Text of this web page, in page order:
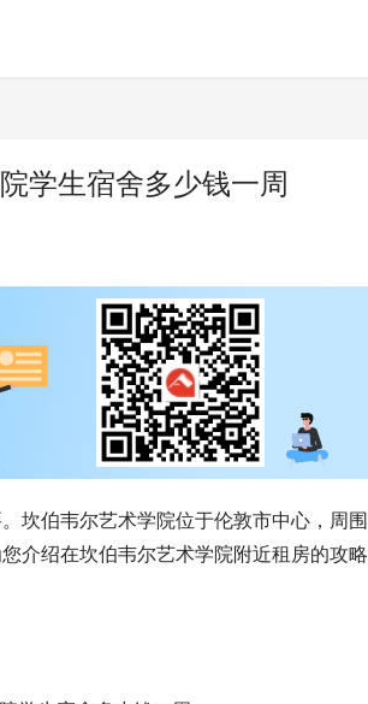
学生宿舍多少钱一周
坎伯韦尔艺术学院位于伦敦市中心，周围
介绍在坎伯韦尔艺术学院附近租房的攻略